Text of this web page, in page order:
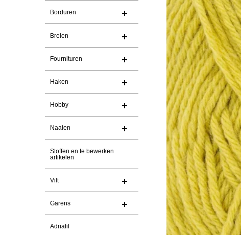
Borduren
Breien
Fournituren
Haken
Hobby
Naaien
Stoffen en te bewerken
artikelen
Vilt
Garens
Adriafil